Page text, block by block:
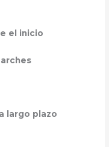
el inicio
largo plazo